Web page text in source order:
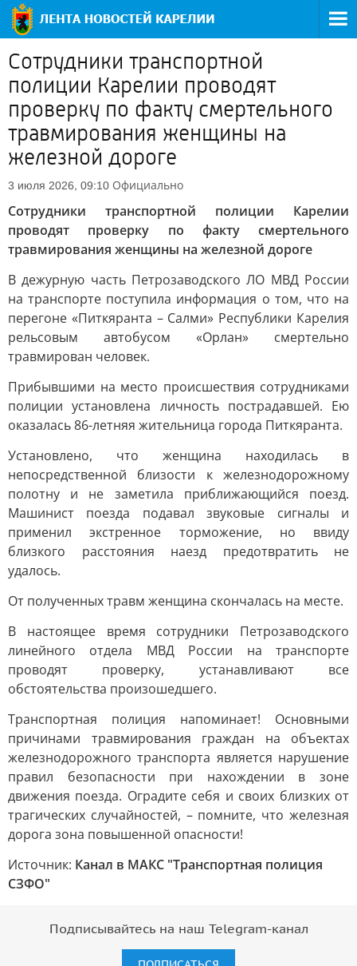
Сотрудники транспортной
полиции Карелии проводят
проверку по факту смертельного
травмирования женщины на
железной дороге
3 июля 2026, 09:10 Официально
Сотрудники транспортной полиции Карелии
проводят проверку по факту смертельного
травмирования женщины на железной дороге
В дежурную часть Петрозаводского ЛО МВД России
на транспорте поступила информация о том, что на
перегоне «Питкяранта – Салми» Республики Карелия
рельсовым автобусом «Орлан» смертельно
травмирован человек.
Прибывшими на место происшествия сотрудниками
полиции установлена личность пострадавшей. Ею
оказалась 86-летняя жительница города Питкяранта.
Установлено, что женщина находилась в
непосредственной близости к железнодорожному
полотну и не заметила приближающийся поезд.
Машинист поезда подавал звуковые сигналы и
применил экстренное торможение, но ввиду
близкого расстояния наезд предотвратить не
удалось.
От полученных травм женщина скончалась на месте.
В настоящее время сотрудники Петрозаводского
линейного отдела МВД России на транспорте
проводят проверку, устанавливают все
обстоятельства произошедшего.
Транспортная полиция напоминает! Основными
причинами травмирования граждан на объектах
железнодорожного транспорта является нарушение
правил безопасности при нахождении в зоне
движения поезда. Оградите себя и своих близких от
трагических случайностей, – помните, что железная
дорога зона повышенной опасности!
Источник: Канал в МАКС "Транспортная полиция
СЗФО"
Подписывайтесь на наш Telegram-канал